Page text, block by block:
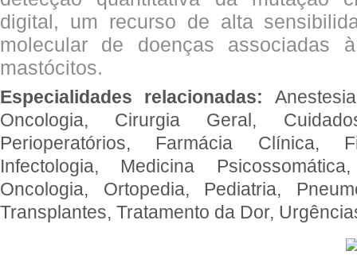
digital, um recurso de alta
molecular de doenças associadas
mastócitos.
Especialidades relacionadas:
Oncologia, Cirurgia Geral,
Perioperatórios, Farmácia Clínica,
Infectologia, Medicina
Oncologia, Ortopedia, Pediatria,
Transplantes, Tratamento da Dor,